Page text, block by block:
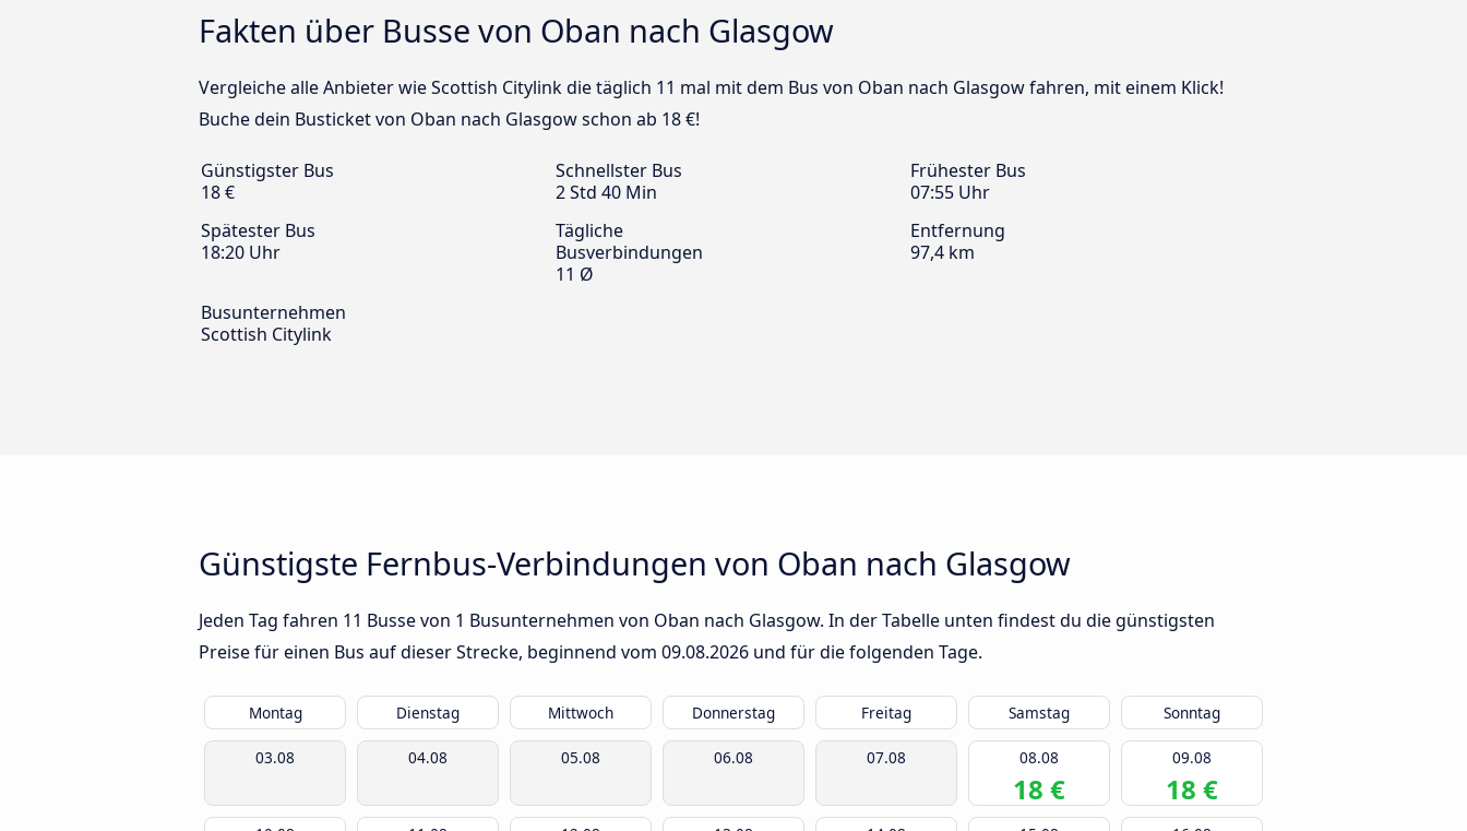
Fakten über Busse von Oban nach Glasgow
Vergleiche alle Anbieter wie Scottish Citylink die täglich 11 mal mit dem Bus von Oban nach Glasgow fahren, mit einem Klick!
Buche dein Busticket von Oban nach Glasgow schon ab 18 €!
Günstigster Bus
18 €
Schnellster Bus
2 Std 40 Min
Frühester Bus
07:55 Uhr
Spätester Bus
18:20 Uhr
Tägliche
Busverbindungen
11 Ø
Entfernung
97,4 km
Busunternehmen
Scottish Citylink
Günstigste Fernbus-Verbindungen von Oban nach Glasgow
Jeden Tag fahren 11 Busse von 1 Busunternehmen von Oban nach Glasgow. In der Tabelle unten findest du die günstigsten
Preise für einen Bus auf dieser Strecke, beginnend vom 09.08.2026 und für die folgenden Tage.
Montag Dienstag Mittwoch Donnerstag Freitag Samstag Sonntag
03.08 04.08 05.08 06.08 07.08 08.08
18 €
09.08
18 €